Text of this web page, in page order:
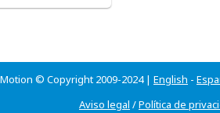
© Copyright 2009-2024 | English -
Aviso legal /Política de